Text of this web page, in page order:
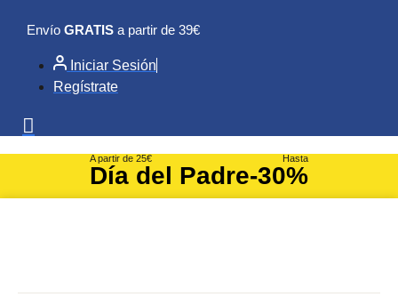
contenido
Envío GRATIS a partir de 39€
Iniciar Sesión
Regístrate
A partir de 25€
Día del Padre
Hasta
-30%